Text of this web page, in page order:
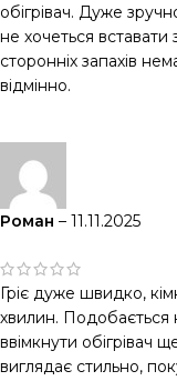
обігрівач. Дуже
не хочеться
сторонніх запахів
відмінно.
Роман – 11.11.2025
Гріє дуже швидко,
хвилин. Подобається
ввімкнути обігрівач
виглядає стильно,